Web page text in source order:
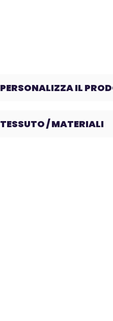
PERSONALIZZA IL
TESSUTO / MATERIALI